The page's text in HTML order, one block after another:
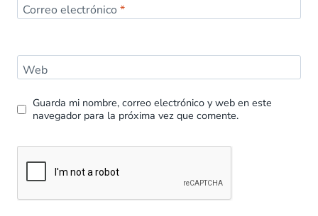
Correo electrónico *
Web
Guarda mi nombre, correo electrónico y web en este
navegador para la próxima vez que comente.